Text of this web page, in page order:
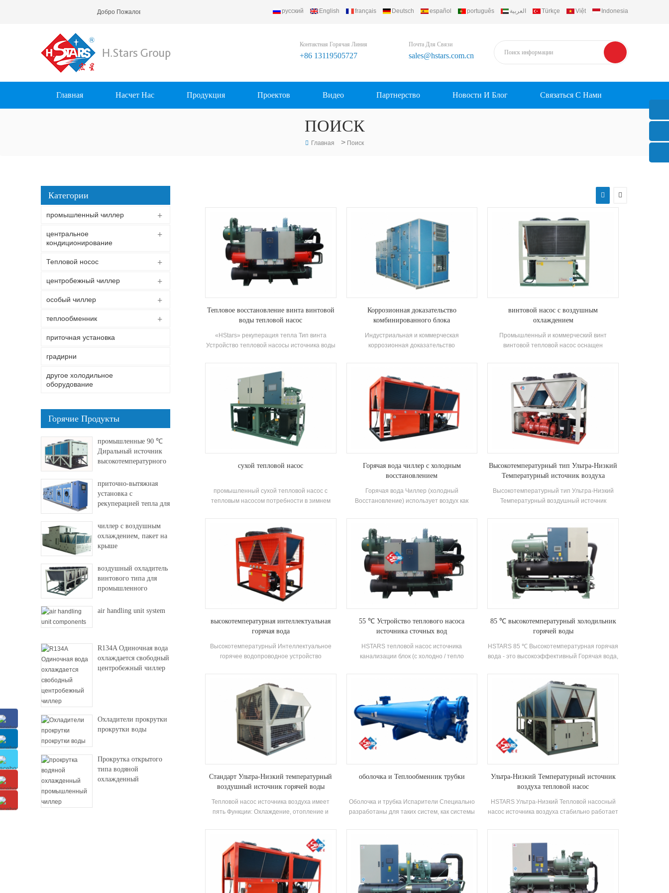
Добро Пожаловать В H.Stars (Guangzhou) Refrigerating Equipment Group Ltd..
русский English français Deutsch español português العربية Türkçe Việt Indonesia
Контактная Горячая Линия
+86 13119505727
Почта Для Связи
sales@hstars.com.cn
Главная Насчет Нас Продукция Проектов Видео Партнерство Новости И Блог Связаться С Нами
ПОИСК
Главная > Поиск
Тепловое восстановление винта винтовой
воды тепловой насос
«HStars» рекуперация тепла Тип винта
Устройство тепловой насосы источника воды
паром хладагента и водой во время
Операция, преобразующая потребляемая
энергия Нагрейте на пригодную к пригодной
горячей воде и обеспечивая большое
количество кондиционирования воздуха при
обеспечении кондиционер. Горячая вода в
Жизнь.
Коррозионная доказательство
комбинированного блока
Индустриальная и коммерческая
коррозионная доказательство
воздуха с бегуном рекуперации тепла, этот
блок кондиционирования воздуха широко
используется в отрасли промышленности с
коррозионной доказательством требования.
винтовой насос с воздушным
охлаждением
Промышленный и коммерческий винт
винтовой тепловой насос оснащен
теплообменник и широко используется в
строительстве систем кондиционирования
воздуха, малых и средних офисов, заводских
мастерских, винных отельных магазинов,
вилл и других кондиционеров
сухой тепловой насос
промышленный сухой тепловой насос с
тепловым насосом потребности в зимнем
передовую теплоту источника воды насос
центральной системы кондиционирования.
кроме того, есть нет необходимости в
системе котельной для отопления, не
требуется градирня для охлаждение и
отсутствие загрязнения или выбросов во
время использования.
Горячая вода чиллер с холодным
восстановлением
Горячая вода Чиллер (холодный
Восстановление) использует воздух как
тепла вода. Энергосбережение, высокая
эффективность и охрана окружающей среды,
отходы холода, разряженные в процессе
нагрева, восстанавливаются через
устройство холодного восстановления, для
повышения всеобъемлющей
энергоэффективности и реализации
холодильника затраты на нулю
Высокотемпературный тип Ультра-Низкий
Температурный источник воздуха
Высокотемпературный тип Ультра-Низкий
Температурный воздушный источник
Высокотемпературная горячая вода через
тепловой насос с номинальной
теплопроводностью 88 кВт Входная
мощность 37,5 кВт Диапазон температуры
горячей воды 55 ° C-85 ° C
высокотемпературная интеллектуальная
горячая вода
Высокотемпературный Интеллектуальное
горячее водопроводное устройство
Компрессор и обладает
энергоэффективностью до 2,5,
разработанная для гальванического
покрытия, печати и окрашивания, медицины
и других промышленности.
55 ℃ Устройство теплового насоса
источника сточных вод
HSTARS тепловой насос источника
канализации блок (с холодно / тепло
горячей воды, разработанное и
весеннего бассейна, бассейна и других мест
для купания, извлечение тепла от
отечественных сточных вод, экономя энергии
и защита Environment.Energy.Сохранение -
это 30% ~ 50% по сравнению с обычным
методом отопления, который может
стоимость.
85 ℃ высокотемпературный холодильник
горячей воды
HSTARS 85 ℃ Высокотемпературная горячая
вода - это высокоэффективный Горячая вода,
Температура входного и выпускной воды с
низкой температурой источника тепла
составляет 5-20 ℃, а диапазон нанесения -
шириной. Температура воды на стороне
высокой температуры находится между 65-
85 ℃. Принять зеленую охрану окружающей
среды хладагент HFC-134A.
Стандарт Ультра-Низкий температурный
воздушный источник горячей воды
Тепловой насос источника воздуха имеет
пять Функции: Охлаждение, отопление и
Это может реализовать летнее охлаждение
и зима Отопление. Он обеспечивает
внутреннюю горячую воду на весь год, так что
одна машина может быть использована,
сохраняя пространство для пола и снижение
первоначальных инвестиций, сохраняя
больше чем 40% стоимости использование.
оболочка и Теплообменник трубки
Оболочка и трубка Испарители Специально
разработаны для таких систем, как системы
охлаждения и тепловой насос
техническое обслуживание, высокая
теплопередача, широко используется в
химических процессах, электростанциях,
холодильных машинах и других случаях.
Ультра-Низкий Температурный источник
воздуха тепловой насос
HSTARS Ультра-Низкий Тепловой насосный
насос источника воздуха стабильно работает
воздух в качестве источника тепла,
загрязняющие вещества не разряжены, а 55
℃ Горячая вода готова удовлетворить спрос
на горячей воде между 35-55 ℃. Он имеет
функцию нагрева и подходит для прямого
подачи воздуха или излучения пола
Отопление.
Категории
промышленный чиллер
центральное
кондиционирование
Тепловой носос
центробежный чиллер
особый чиллер
теплообменник
приточная установка
градирни
другое холодильное
оборудование
Горячие Продукты
промышленные 90 ℃
Диральный источник
высокотемпературного
приточно-вытяжная
установка с
рекуперацией тепла для
чиллер с воздушным
охлаждением, пакет на
крыше
воздушный охладитель
винтового типа для
промышленного
air handling unit system
R134A Одиночная вода
охлаждается свободный
центробежный чиллер
Охладители прокрутки
прокрутки воды
Прокрутка открытого
типа водяной
охлажденный